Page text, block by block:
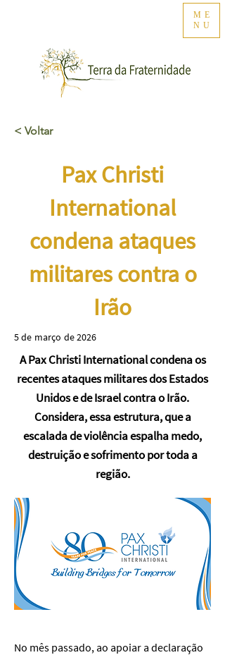
ME
NU
< Voltar
Pax Christi
International
condena ataques
militares contra o
Irão
5 de março de 2026
A Pax Christi International condena os
recentes ataques militares dos Estados
Unidos e de Israel contra o Irão.
Considera, essa estrutura, que a
escalada de violência espalha medo,
destruição e sofrimento por toda a
região.
No mês passado, ao apoiar a declaração